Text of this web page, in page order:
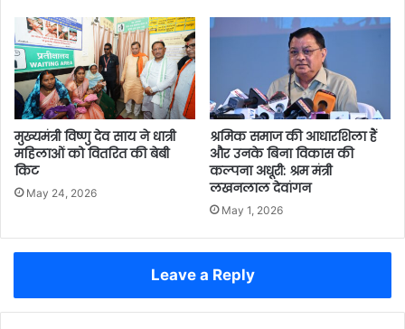
मुख्यमंत्री विष्णु देव साय ने धात्री
महिलाओं को वितरित की बेबी
किट
May 24, 2026
श्रमिक समाज की आधारशिला हैं
और उनके बिना विकास की
कल्पना अधूरी: श्रम मंत्री
लखनलाल देवांगन
May 1, 2026
Leave a Reply